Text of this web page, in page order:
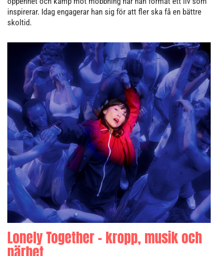
inspirerar. Idag engagerar han sig för att fler ska få en bättre
skoltid.
Lonely Together – kropp, musik och